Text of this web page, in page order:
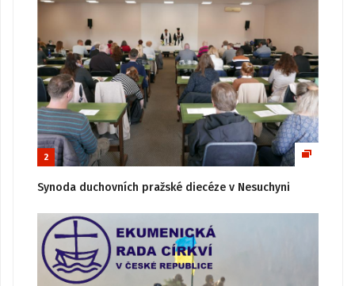
2
Synoda duchovních pražské diecéze v Nesuchyni